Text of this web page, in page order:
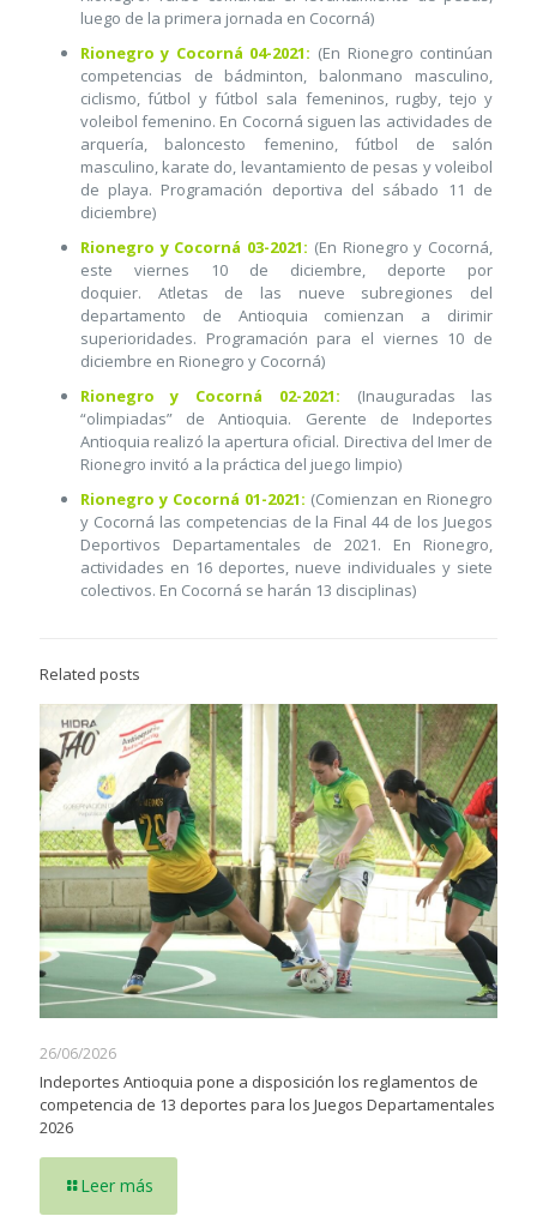
luego de la primera jornada en Cocorná)
Rionegro y Cocorná 04-2021: (En Rionegro continúan
competencias de bádminton, balonmano masculino,
ciclismo, fútbol y fútbol sala femeninos, rugby, tejo y
voleibol femenino. En Cocorná siguen las actividades de
arquería, baloncesto femenino, fútbol de salón
masculino, karate do, levantamiento de pesas y voleibol
de playa. Programación deportiva del sábado 11 de
diciembre)
Rionegro y Cocorná 03-2021: (En Rionegro y Cocorná,
este viernes 10 de diciembre, deporte por
doquier. Atletas de las nueve subregiones del
departamento de Antioquia comienzan a dirimir
superioridades. Programación para el viernes 10 de
diciembre en Rionegro y Cocorná)
Rionegro y Cocorná 02-2021: (Inauguradas las
“olimpiadas” de Antioquia. Gerente de Indeportes
Antioquia realizó la apertura oficial. Directiva del Imer de
Rionegro invitó a la práctica del juego limpio)
Rionegro y Cocorná 01-2021: (Comienzan en Rionegro
y Cocorná las competencias de la Final 44 de los Juegos
Deportivos Departamentales de 2021. En Rionegro,
actividades en 16 deportes, nueve individuales y siete
colectivos. En Cocorná se harán 13 disciplinas)
Related posts
26/06/2026
Indeportes Antioquia pone a disposición los reglamentos de
competencia de 13 deportes para los Juegos Departamentales
2026
Leer más